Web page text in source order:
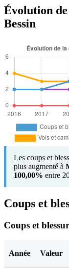
Évolution
Bessin
Les coups et
plus augmenté à
100,00% entre
Coups et
Coups et
Année Valeur